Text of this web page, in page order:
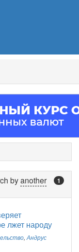
1
byanother
лжет народу
,Андрус